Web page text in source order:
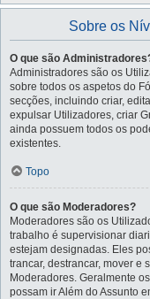
Sobre os
O que são
Administradores são os
sobre todos os aspetos do
secções, incluindo criar,
expulsar Utilizadores, criar
ainda possuem todos os
existentes.
Topo
O que são Moderadores?
Moderadores são os
trabalho é supervisionar
estejam designadas. Eles
trancar, destrancar, mover e
Moderadores. Geralmente
possam ir Além do Assunto